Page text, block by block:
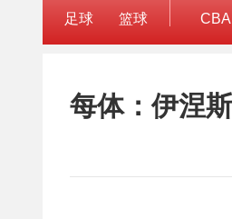
足球
篮球
CBA
每体：伊涅